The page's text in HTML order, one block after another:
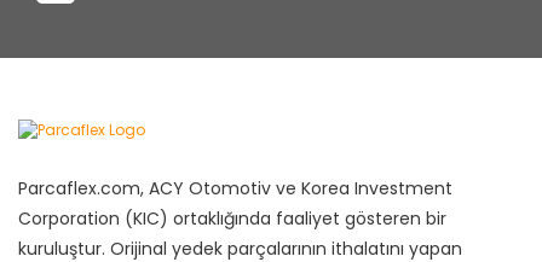
Parcaflex.com, ACY Otomotiv ve Korea Investment
Corporation (KIC) ortaklığında faaliyet gösteren bir
kuruluştur. Orijinal yedek parçalarının ithalatını yapan